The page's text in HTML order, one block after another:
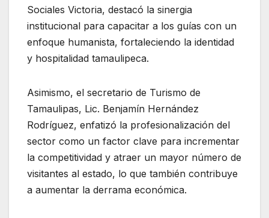
Sociales Victoria, destacó la sinergia
institucional para capacitar a los guías con un
enfoque humanista, fortaleciendo la identidad
y hospitalidad tamaulipeca.
Asimismo, el secretario de Turismo de
Tamaulipas, Lic. Benjamín Hernández
Rodríguez, enfatizó la profesionalización del
sector como un factor clave para incrementar
la competitividad y atraer un mayor número de
visitantes al estado, lo que también contribuye
a aumentar la derrama económica.